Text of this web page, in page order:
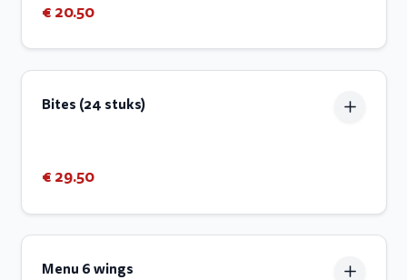
€ 20.50
Bites (24 stuks)
€ 29.50
Menu 6 wings